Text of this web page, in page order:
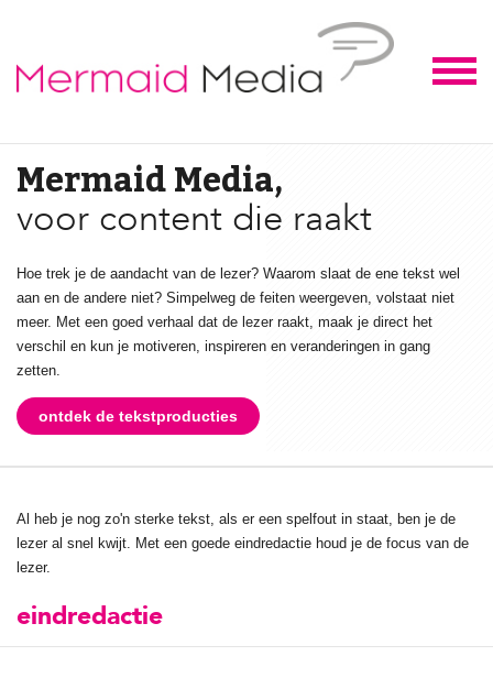
Mermaid Media,
voor content die raakt
Hoe trek je de aandacht van de lezer? Waarom slaat de ene tekst wel
aan en de andere niet? Simpelweg de feiten weergeven, volstaat niet
meer. Met een goed verhaal dat de lezer raakt, maak je direct het
verschil en kun je motiveren, inspireren en veranderingen in gang
zetten.
ontdek de tekstproducties
Sla de juiste toon aan,
ontdek de tekstproducties
Al heb je nog zo'n sterke tekst, als er een spelfout in staat, ben je de
lezer al snel kwijt. Met een goede eindredactie houd je de focus van de
lezer.
eindredactie